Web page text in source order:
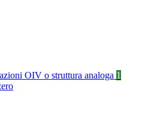
OIV o struttura analoga 1